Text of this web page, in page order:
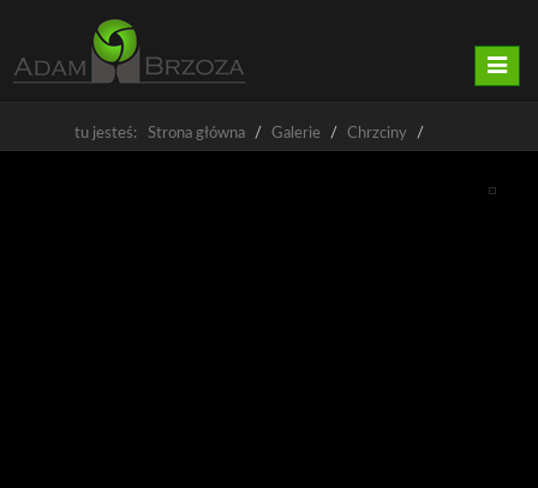
tu jesteś: Strona główna Galerie Chrzciny